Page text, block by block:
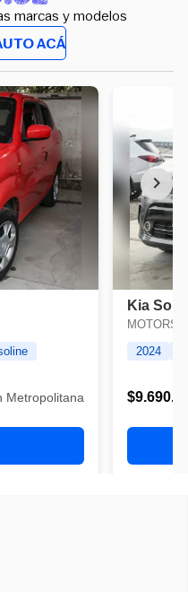
marcas y modelos
ACÁ